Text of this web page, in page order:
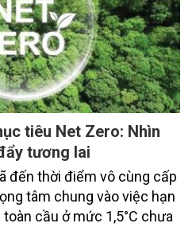
tiêu Net Zero: Nhìn
tương lai
đến thời điểm vô cùng cấp
tâm chung vào việc hạn
cầu ở mức 1,5°C chưa